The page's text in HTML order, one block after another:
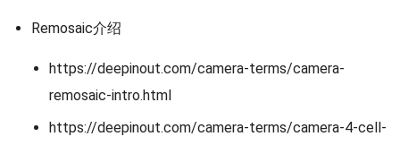
Remosaic介绍
https://deepinout.com/camera-terms/camera-
remosaic-intro.html
https://deepinout.com/camera-terms/camera-4-cell-